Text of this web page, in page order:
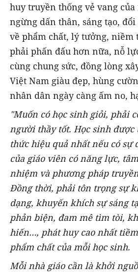
huy truyền thống vẻ vang
ngừng dấn thân, sáng tạo,
về phẩm chất, lý tưởng, niềm
phải phấn đấu hơn nữa, nỗ
cùng chung sức, đồng lòng
Việt Nam giàu đẹp, hùng
nhân dân ngày càng ấm no,
"Muốn có học sinh giỏi, phải
người thầy tốt. Học sinh
thức hiệu quả nhất nếu có sự
của giáo viên có năng lực,
nhiệm và phương pháp
Đồng thời, phải tôn trọng sự
dạng, khuyến khích sự sáng
phản biện, đam mê tìm tòi,
hiến…, phát huy cao nhất
phẩm chất của mỗi học sinh.
Mỗi nhà giáo cần là khởi